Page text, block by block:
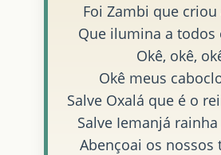
Foi Zambi que criou
Que ilumina a todos
Okê, okê,
Okê meus
Salve Oxalá que é o
Salve Iemanjá
Abençoai os nossos